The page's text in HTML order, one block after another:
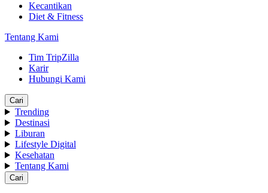
Kecantikan
Diet & Fitness
Tentang Kami
Tim TripZilla
Karir
Hubungi Kami
Cari
Trending
Destinasi
Liburan
Lifestyle Digital
Kesehatan
Tentang Kami
Cari